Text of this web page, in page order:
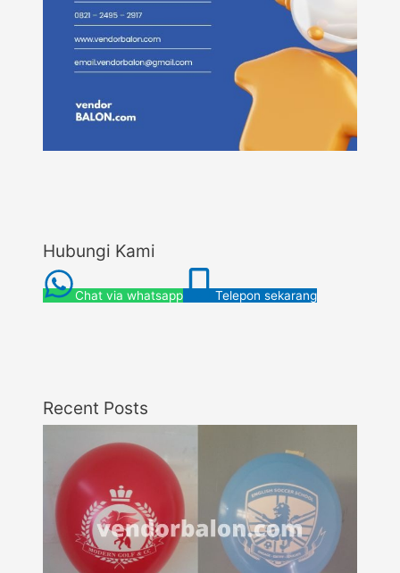
Hubungi Kami
Chat via whatsapp Telepon sekarang
Recent Posts